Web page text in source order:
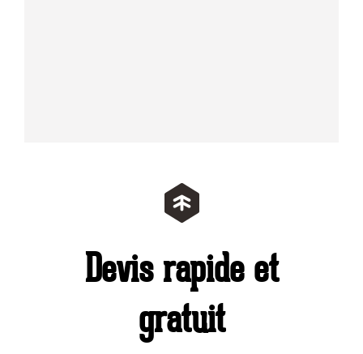
Devis rapide et
gratuit